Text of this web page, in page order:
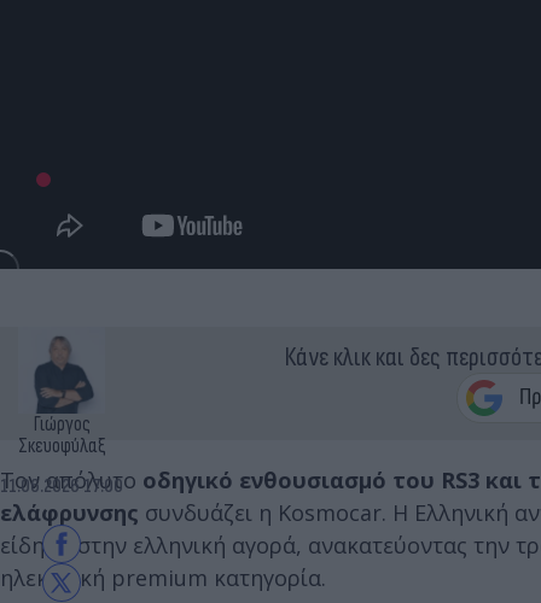
Γιώργος
Σκευοφύλαξ
11.06.2026 17:00
Κάνε κλικ και δες
Τον απόλυτο οδηγικό ενθουσιασμό του RS3 και
ελάφρυνσης συνδυάζει η Kosmocar. Η Ελληνική
είδηση στην ελληνική αγορά, ανακατεύοντας
ηλεκτρική premium κατηγορία.